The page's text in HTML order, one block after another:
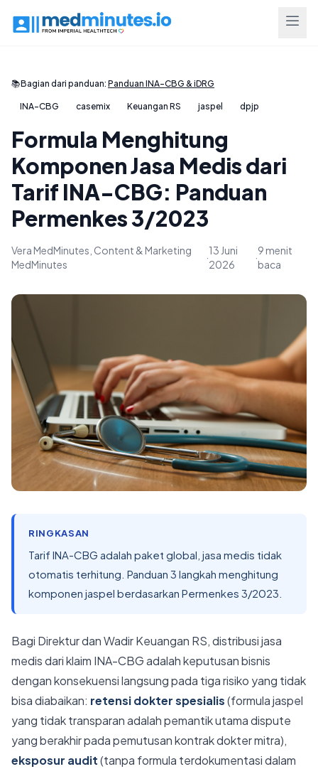
📚Bagian dari panduan: Panduan INA-CBG & iDRG
INA-CBG casemix Keuangan RS jaspel dpjp
Formula Menghitung
Komponen Jasa Medis dari
Tarif INA-CBG: Panduan
Permenkes 3/2023
Vera MedMinutes, Content & Marketing
MedMinutes
·
13 Juni
2026
·
9 menit
baca
RINGKASAN
Tarif INA-CBG adalah paket global, jasa medis tidak
otomatis terhitung. Panduan 3 langkah menghitung
komponen jaspel berdasarkan Permenkes 3/2023.
Bagi Direktur dan Wadir Keuangan RS, distribusi jasa
medis dari klaim INA-CBG adalah keputusan bisnis
dengan konsekuensi langsung pada tiga risiko yang tidak
bisa diabaikan: retensi dokter spesialis(formula jaspel
yang tidak transparan adalah pemantik utama dispute
yang berakhir pada pemutusan kontrak dokter mitra),
eksposur audit(tanpa formula terdokumentasi dalam